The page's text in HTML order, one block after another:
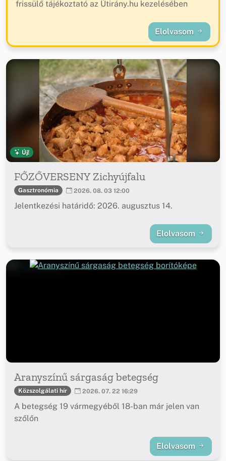
frissülő tájékoztató az Útirány.hu kezelésében
Elolvasom
Új!
FŐZŐVERSENY Zichyújfalu
Gasztronómia 2026. 08. 03 12:00
Jelentkezési határidő: 2026. augusztus 14.
Elolvasom
Aranyszínű sárgaság betegség
Közszolgálati hír 2026. 07. 22 16:29
A betegség 19 vármegyéből 18-ban már jelen van
szőlőn
Elolvasom